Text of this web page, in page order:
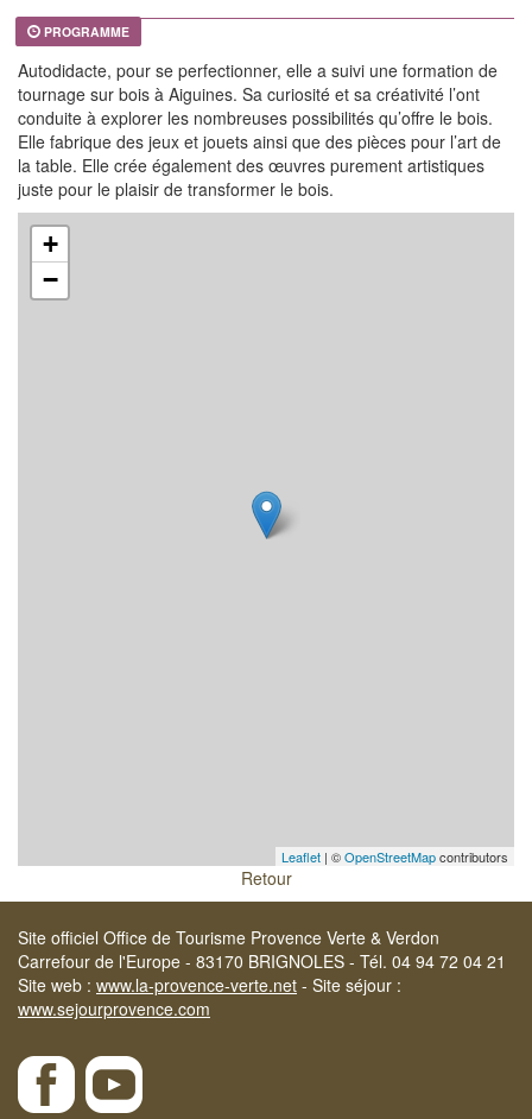
PROGRAMME
Autodidacte, pour se perfectionner, elle a suivi une formation de
tournage sur bois à Aiguines. Sa curiosité et sa créativité l’ont
conduite à explorer les nombreuses possibilités qu’offre le bois.
Elle fabrique des jeux et jouets ainsi que des pièces pour l’art de
la table. Elle crée également des œuvres purement artistiques
juste pour le plaisir de transformer le bois.
+
−
Leaflet | ©OpenStreetMapcontributors
Retour
Site officiel Office de Tourisme Provence Verte & Verdon
Carrefour de l'Europe - 83170 BRIGNOLES - Tél. 04 94 72 04 21
Site web : www.la-provence-verte.net - Site séjour :
www.sejourprovence.com